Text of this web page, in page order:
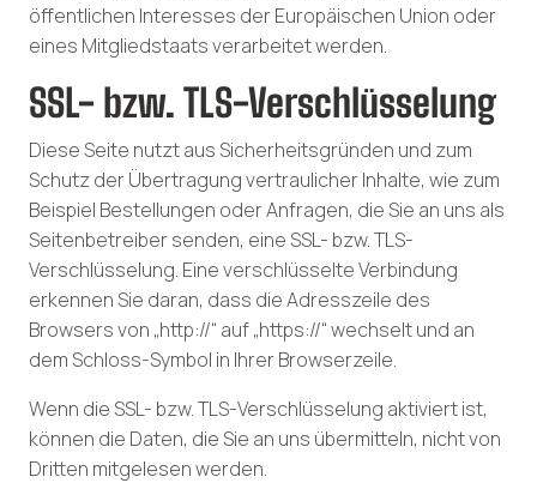
öffentlichen Interesses der Europäischen Union oder
eines Mitgliedstaats verarbeitet werden.
SSL- bzw. TLS-Verschlüsselung
Diese Seite nutzt aus Sicherheitsgründen und zum
Schutz der Übertragung vertraulicher Inhalte, wie zum
Beispiel Bestellungen oder Anfragen, die Sie an uns als
Seitenbetreiber senden, eine SSL- bzw. TLS-
Verschlüsselung. Eine verschlüsselte Verbindung
erkennen Sie daran, dass die Adresszeile des
Browsers von „http://“ auf „https://“ wechselt und an
dem Schloss-Symbol in Ihrer Browserzeile.
Wenn die SSL- bzw. TLS-Verschlüsselung aktiviert ist,
können die Daten, die Sie an uns übermitteln, nicht von
Dritten mitgelesen werden.